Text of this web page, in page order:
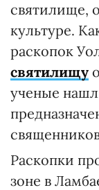
святилище,
культуре.
раскопок
святилищу
ученые
Раскопки
зоне в